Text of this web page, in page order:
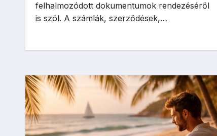
felhalmozódott dokumentumok rendezéséről
is szól. A számlák, szerződések,…